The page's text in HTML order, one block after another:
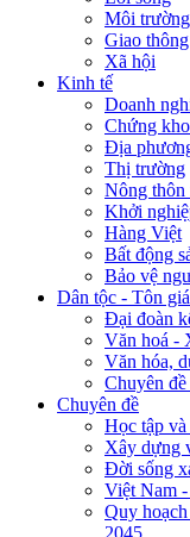
Môi
Giao thông
Xã hội
Kinh tế
Doanh
Chứng
Địa
Thị trường
Nông thôn
Khởi
Hàng Việt
Bất động
Bảo vệ
Dân tộc - Tôn
Đại đoàn
Văn hoá -
Văn hóa,
Chuyên
Chuyên đề
Học tập
Xây dựng
Đời sống
Việt Nam
Quy
2045